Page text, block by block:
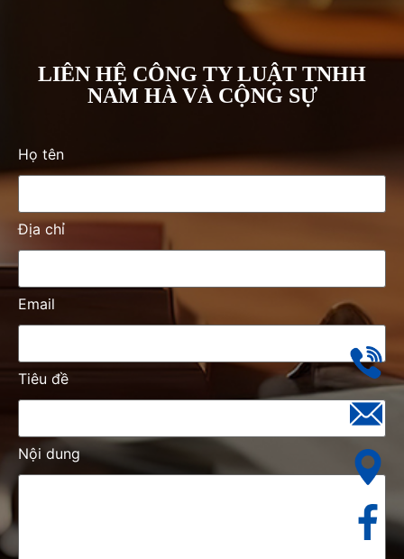
LIÊN HỆ CÔNG TY LUẬT TNHH
NAM HÀ VÀ CỘNG SỰ
Họ tên
Địa chỉ
Email
Tiêu đề
Nội dung